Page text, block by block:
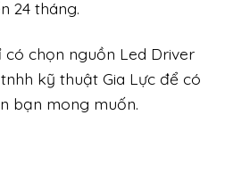
24 tháng.
chọn nguồn Led Driver
kỹ thuật Gia Lực để có
bạn mong muốn.